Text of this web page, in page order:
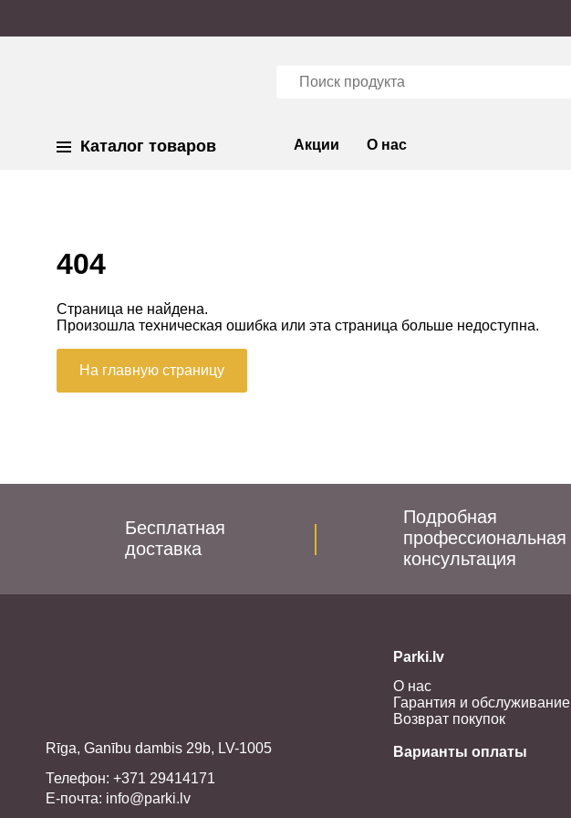
Каталог товаров Акции О нас
404
Страница не найдена.
Произошла техническая ошибка или эта страница больше недоступна.
На главную страницу
Бесплатная
доставка
Подробная
профессиональная
консультация
Rīga, Ganību dambis 29b, LV-1005
Телефон: +371 29414171
E-почта: info@parki.lv
Parki.lv
О нас
Гарантия и обслуживание
Возврат покупок
Варианты оплаты